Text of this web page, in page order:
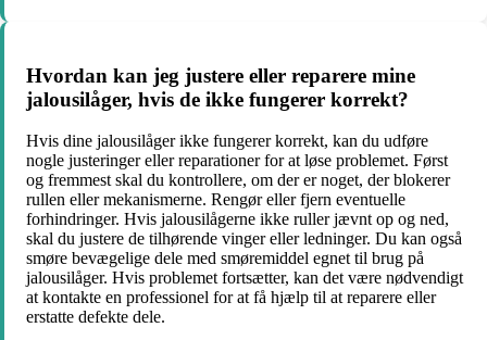
Hvordan kan jeg justere eller reparere mine
jalousilåger, hvis de ikke fungerer korrekt?
Hvis dine jalousilåger ikke fungerer korrekt, kan du udføre
nogle justeringer eller reparationer for at løse problemet. Først
og fremmest skal du kontrollere, om der er noget, der blokerer
rullen eller mekanismerne. Rengør eller fjern eventuelle
forhindringer. Hvis jalousilågerne ikke ruller jævnt op og ned,
skal du justere de tilhørende vinger eller ledninger. Du kan også
smøre bevægelige dele med smøremiddel egnet til brug på
jalousilåger. Hvis problemet fortsætter, kan det være nødvendigt
at kontakte en professionel for at få hjælp til at reparere eller
erstatte defekte dele.